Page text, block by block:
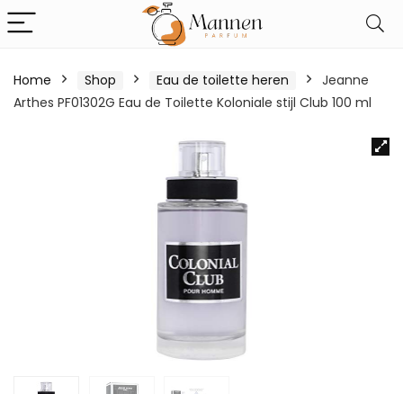
Home Shop Eau de toilette heren
Jeanne
Arthes PF01302G Eau de Toilette Koloniale stijl Club 100 ml